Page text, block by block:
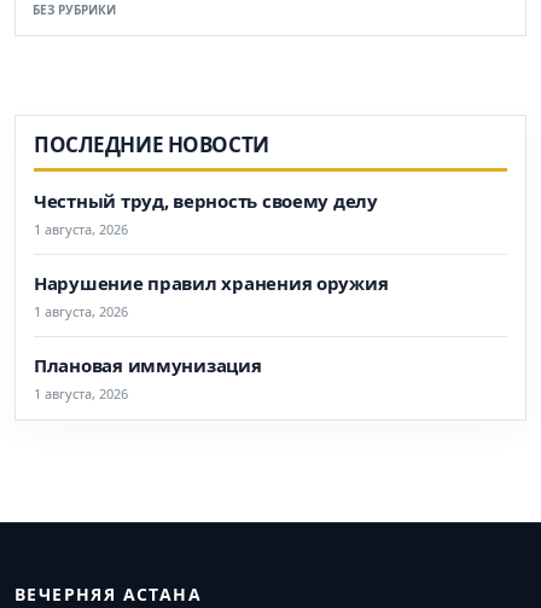
БЕЗ РУБРИКИ
ПОСЛЕДНИЕ НОВОСТИ
Честный труд, верность своему делу
1 августа, 2026
Нарушение правил хранения оружия
1 августа, 2026
Плановая иммунизация
1 августа, 2026
ВЕЧЕРНЯЯ АСТАНА